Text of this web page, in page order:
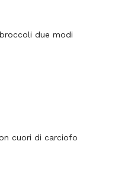
due modi
cuori di carciofo